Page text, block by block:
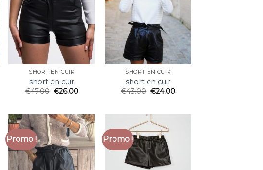
SHORT EN CUIR
short en cuir
€47.00 €26.00
SHORT EN CUIR
short en cuir
€43.00 €24.00
Promo ! Promo !